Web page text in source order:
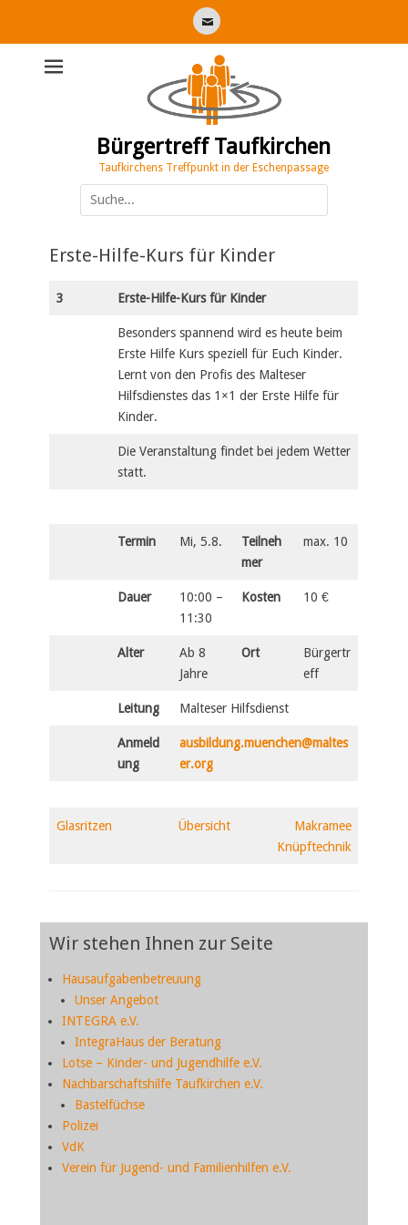
E-
Bürgertreff Taufkirchen
Taufkirchens Treffpunkt in der Eschenpassage
Suche
nach:
Erste-Hilfe-Kurs für Kinder
3 Erste-Hilfe-Kurs für Kinder
Besonders spannend wird es heute beim
Erste Hilfe Kurs speziell für Euch Kinder.
Lernt von den Profis des Malteser
Hilfsdienstes das 1×1 der Erste Hilfe für
Kinder.
Die Veranstaltung findet bei jedem Wetter
statt.
Termin Mi, 5.8.
Teilneh
mer
max. 10
Dauer
10:00 –
11:30
Kosten 10 €
Alter
Ab 8
Jahre
Ort
Bürgertr
eff
Leitung Malteser Hilfsdienst
Anmeld
ung
ausbildung.muenchen@maltes
er.org
Glasritzen Übersicht
Makramee
Knüpftechnik
Wir stehen Ihnen zur Seite
Hausaufgabenbetreuung
Unser Angebot
INTEGRA e.V.
IntegraHaus der Beratung
Lotse – Kinder- und Jugendhilfe e.V.
Nachbarschaftshilfe Taufkirchen e.V.
Bastelfüchse
Polizei
VdK
Verein für Jugend- und Familienhilfen e.V.